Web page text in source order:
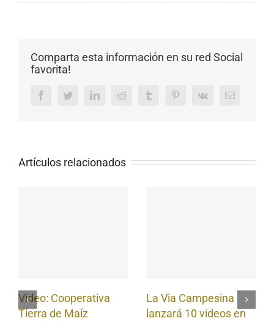
Comparta esta información en su red Social
favorita!
FacebookTwitterLinkedInReddit Tumblr PinterestVk Email
Artículos relacionados
Video: Cooperativa
Tierra de Maíz
La Via Campesina
lanzará 10 videos en